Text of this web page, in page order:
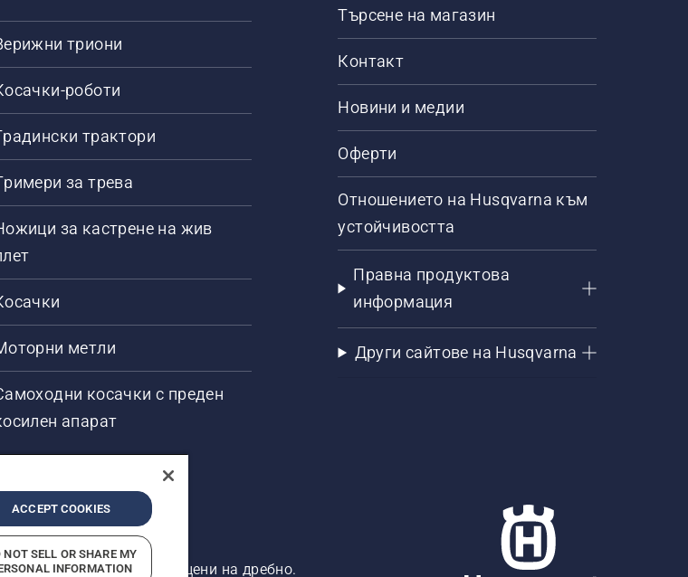
триони
роботи
трактори
за трева
за кастрене на жив
метли
косачки с преден
апарат
Търсене на магазин
Контакт
Новини и медии
Оферти
Отношението на Husqvarna към
устойчивостта
Правна продуктова
информация
Други сайтове на Husqvarna
са препоръчителните цени на дребно.
ACCEPT COOKIES
NOT SELL OR SHARE MY
INFORMATION